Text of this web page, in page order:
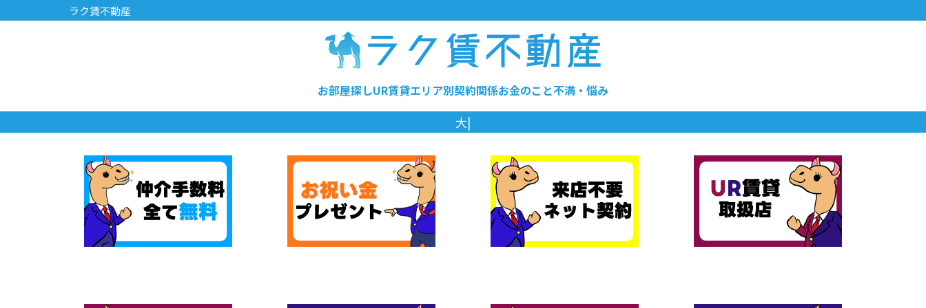
ラク賃不動産
お部屋探しUR賃貸エリア別契約関係お金のこと不満・悩み
大阪の賃貸は仲介手数料